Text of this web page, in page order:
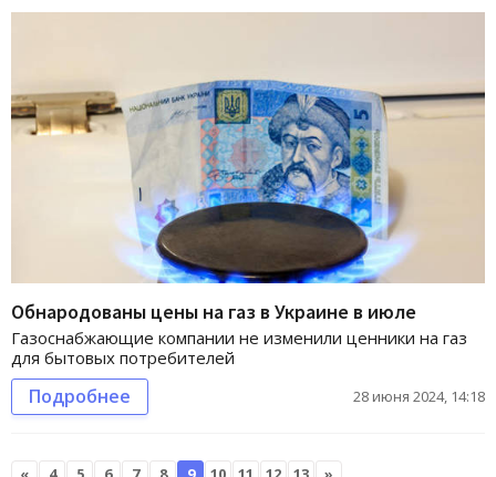
Обнародованы цены на газ в Украине в июле
Газоснабжающие компании не изменили ценники на газ
для бытовых потребителей
Подробнее 28 июня 2024, 14:18